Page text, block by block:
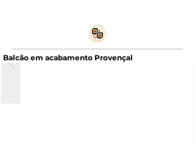
Balcão em acabamento Provençal